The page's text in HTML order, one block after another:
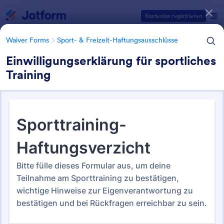
Kostenlos registrieren
Waiver Forms Sport- & Freizeit-Haftungsausschlüsse
Einwilligungserklärung für sportliches
Training
Sport- & Freizeit-
Haftungsausschlüsse
30 Vorlagen
Formularvorlagen Kategorien